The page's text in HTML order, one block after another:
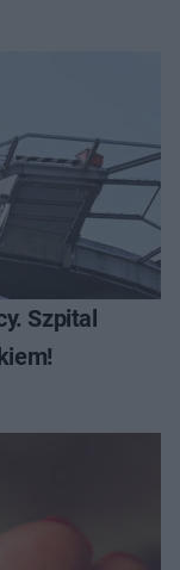
Szpital